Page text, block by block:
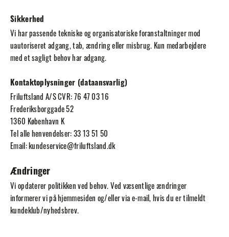
Sikkerhed
Vi har passende tekniske og organisatoriske foranstaltninger mod
uautoriseret adgang, tab, ændring eller misbrug. Kun medarbejdere
med et sagligt behov har adgang.
Kontaktoplysninger (dataansvarlig)
Friluftsland A/S CVR: 76 47 03 16
Frederiksborggade 52
1360 København K
Tel alle henvendelser: 33 13 51 50
Email:kundeservice@friluftsland.dk
Ændringer
Vi opdaterer politikken ved behov. Ved væsentlige ændringer
informerer vi på hjemmesiden og/eller via e-mail, hvis du er tilmeldt
kundeklub/nyhedsbrev.